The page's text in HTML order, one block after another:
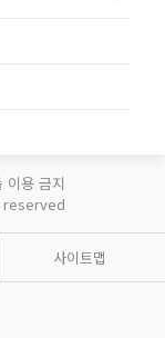
이용 금지
사이트맵